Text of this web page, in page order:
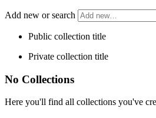
Add new or search
Public collection title
Private collection title
No Collections
Here you'll find all collections you've